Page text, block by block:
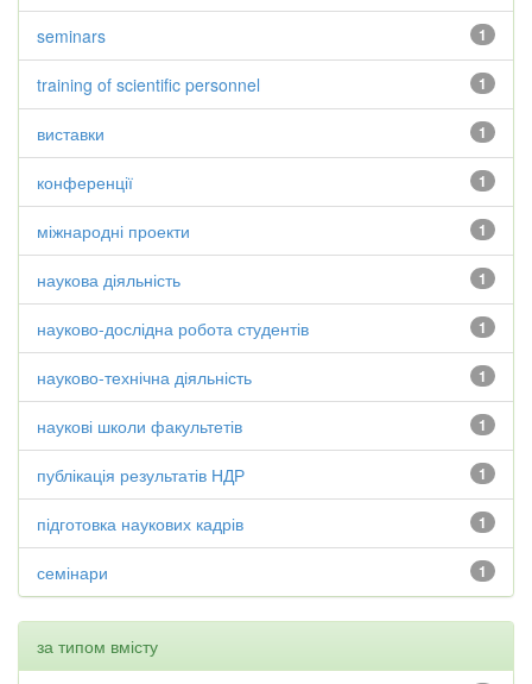
1
seminars
1
training of scientific personnel
1
виставки
1
конференції
1
міжнародні проекти
1
наукова діяльність
1
науково-дослідна робота студентів
1
науково-технічна діяльність
1
наукові школи факультетів
1
публікація результатів НДР
1
підготовка наукових кадрів
1
семінари
за типом вмісту